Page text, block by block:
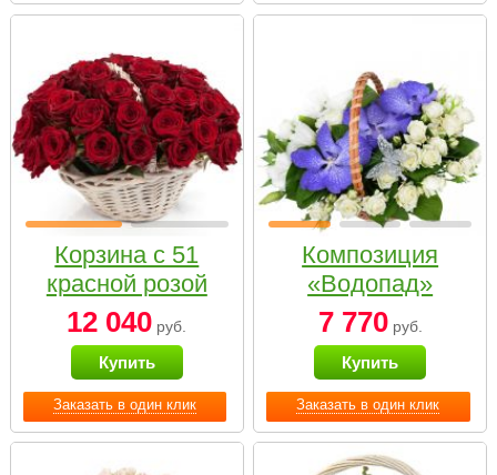
Заказать в один клик
Корзина с 51
красной розой
12 040 руб.
Купить
Заказать в один клик
Композиция
«Водопад»
7 770руб.
Купить